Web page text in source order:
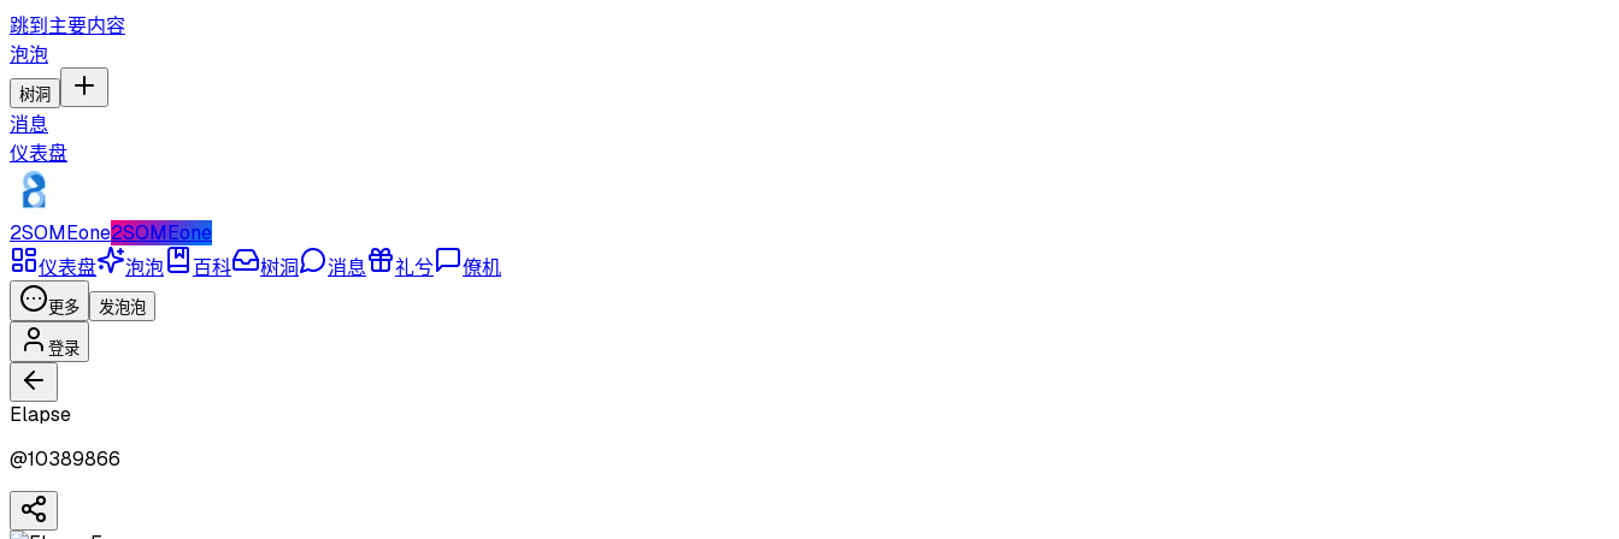
跳到主要内容
泡泡
树洞
消息
仪表盘
2SOMEone2SOMEone
仪表盘
泡泡 百科 树洞 消息 礼兮 僚机
更多 发泡泡
登录
Elapse
@10389866